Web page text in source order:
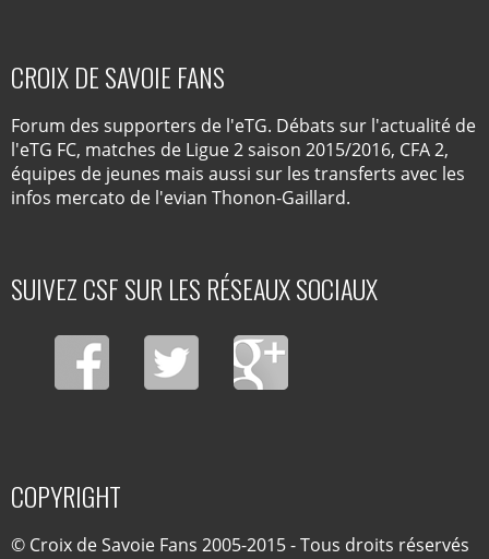
CROIX DE SAVOIE FANS
Forum des supporters de l'eTG. Débats sur l'actualité de
l'eTG FC, matches de Ligue 2 saison 2015/2016, CFA 2,
équipes de jeunes mais aussi sur les transferts avec les
infos mercato de l'evian Thonon-Gaillard.
SUIVEZ CSF SUR LES RÉSEAUX SOCIAUX
COPYRIGHT
© Croix de Savoie Fans 2005-2015 - Tous droits réservés